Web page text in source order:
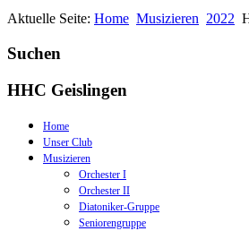
Aktuelle Seite: Home Musizieren 2022
Suchen
HHC Geislingen
Home
Unser Club
Musizieren
Orchester I
Orchester II
Diatoniker-Gruppe
Seniorengruppe